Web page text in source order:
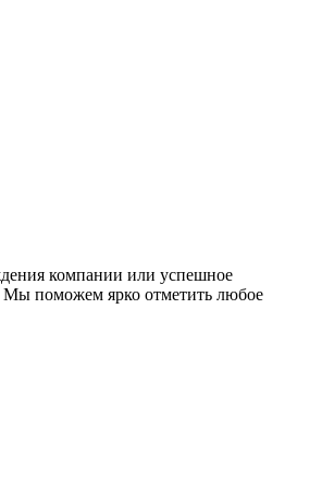
компании или успешное
Мы поможем ярко отметить любое